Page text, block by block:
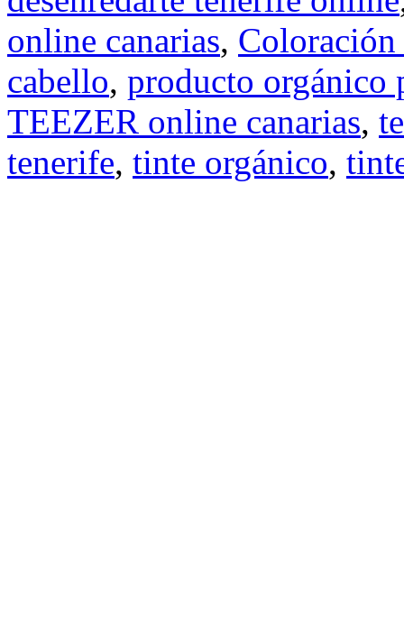
online canarias,
cabello, producto orgánico
TEEZER online canarias,
tenerife, tinte orgánico,